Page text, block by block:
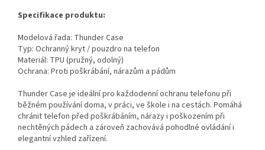
Specifikace produktu:
Modelová řada: Thunder Case
Typ: Ochranný kryt / pouzdro na telefon
Materiál: TPU (pružný, odolný)
Ochrana: Proti poškrábání, nárazům a pádům
Thunder Case je ideální pro každodenní ochranu telefonu při
běžném používání doma, v práci, ve škole i na cestách. Pomáhá
chránit telefon před poškrábáním, nárazy i poškozením při
nechtěných pádech a zároveň zachovává pohodlné ovládání i
elegantní vzhled zařízení.